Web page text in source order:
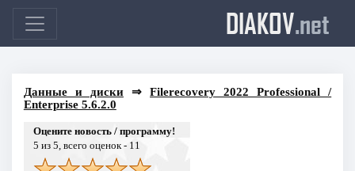
DIAKOV.net
Данные и диски⇒Filerecovery 2022 Professional /
Enterprise 5.6.2.0
Оцените новость / программу!
5 из 5, всего оценок - 11